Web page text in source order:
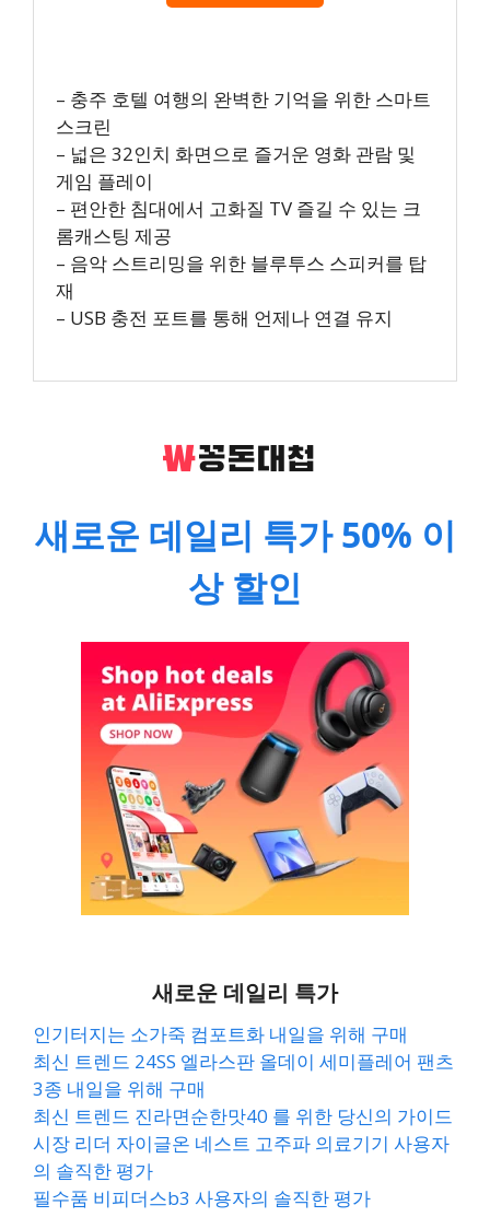
– 충주 호텔 여행의 완벽한 기억을 위한 스마트
스크린
– 넓은 32인치 화면으로 즐거운 영화 관람 및
게임 플레이
– 편안한 침대에서 고화질 TV 즐길 수 있는 크
롬캐스팅 제공
– 음악 스트리밍을 위한 블루투스 스피커를 탑
재
– USB 충전 포트를 통해 언제나 연결 유지
새로운 데일리 특가 50% 이
상 할인
새로운 데일리 특가
인기터지는 소가죽 컴포트화 내일을 위해 구매
최신 트렌드 24SS 엘라스판 올데이 세미플레어 팬츠
3종 내일을 위해 구매
최신 트렌드 진라면순한맛40 를 위한 당신의 가이드
시장 리더 자이글온 네스트 고주파 의료기기 사용자
의 솔직한 평가
필수품 비피더스b3 사용자의 솔직한 평가